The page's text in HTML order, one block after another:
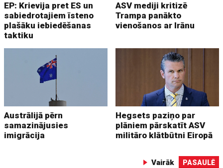
EP: Krievija pret ES un
sabiedrotajiem īsteno
plašāku iebiedēšanas
taktiku
ASV mediji kritizē
Trampa panākto
vienošanos ar Irānu
Austrālijā pērn
samazinājusies
imigrācija
Hegsets paziņo par
plāniem pārskatīt ASV
militāro klātbūtni Eiropā
Vairāk PASAULĒ